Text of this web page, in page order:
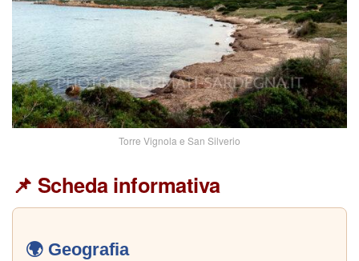
Torre Vignola e San Silverio
📌 Scheda informativa
🌍 Geografia